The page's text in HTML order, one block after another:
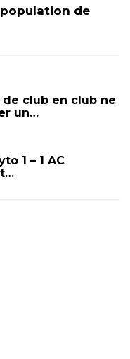
de
de club en club ne
un…
1 – 1 AC